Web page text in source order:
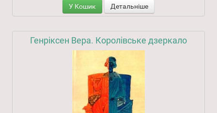
У Кошик Детальніше
Генріксен Вера. Королівське дзеркало